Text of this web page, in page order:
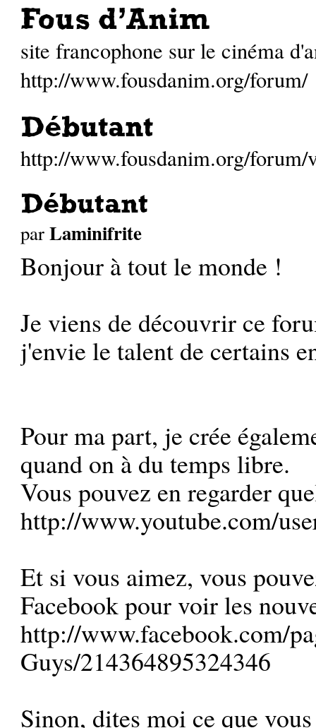
Fous d'Anim
site francophone sur le cinéma
http://www.fousdanim.org/forum/
Débutant
http://www.fousdanim.org/
Débutant
parLaminifrite
Bonjour à tout le monde !
Je viens de découvrir ce
j'envie le talent de certains
Pour ma part, je crée
quand on à du temps libre.
Vous pouvez en regarder
http://www.youtube.com/
Et si vous aimez, vous
Facebook pour voir les
http://www.facebook.com/
Guys/214364895324346
Sinon, dites moi ce que